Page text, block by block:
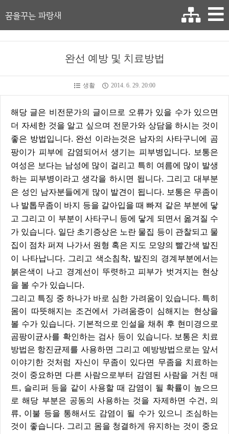
꿈을꾸는 파랑새
완선 예방 및 치료방법
생활 2014. 6. 29. 20:00
해당 글은 비전문가의 글이므로 오류가 있을 수가 있으면
더 자세한 것을 알고 싶으며 전문가와 상담을 하시는 것이
좋은 방법입니다. 완선 이라는것은 남자의 사타구니에 곰
팡이가 피부에 감염되어서 생기는 피부병입니다. 보통은
여성은 보다는 남성에 많이 걸리고 특히 여름에 많이 발생
하는 피부병이라고 생각을 하시면 됩니다. 그리고 대부분
은 성인 남자분들에게 많이 발견이 됩니다. 보통은 무좀이
나 발톱무좀이 바지 등을 갈아입을 때 빠져 같은 부분에 닿
고 그리고 이 부분이 사타구니 등에 닿게 되면서 옮겨질 수
가 있습니다. 일단 초기증상은 노란 물집 등이 관찰되고 물
집이 점차 퍼져 나가서 원형 혹은 지도 모양의 빨간색 발진
이 나타납니다. 그리고 색소침착, 발진의 경계부분에서는
붉은색이 나고 경계선이 뚜렷하고 피부가 벗겨지는 현상
을 볼 수가 있습니다.
그리고 특징 중 하나가 바로 심한 가려움이 있습니다. 특히
몸이 따뜻해지는 조건에서 가려움증이 심해지는 현상을
볼 수가 있습니다. 기본적으로 인설을 채취 후 현미경으로
곰팡이균사를 확인하는 검사 등이 있습니다. 보통은 치료
방법은 항진균제를 사용하면 그리고 예방방법으로는 앞서
이야기한 것처럼 자신이 무좀이 있다면 무좀을 치료하는
것이 중요하면 다른 사람으로부터 감염된 사람을 거친 매
트, 슬리퍼 등을 같이 사용할 때 감염이 될 확률이 높으므
로 해당 부분은 공동의 사용하는 것을 자제하면 수건, 의
류, 이불 등을 통해서도 감염이 될 수가 있으니 조심하는
것이 좋습니다. 그리고 몸을 청결하게 유지하는 것이 중요